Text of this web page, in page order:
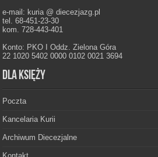
e-mail: kuria @ diecezjazg.pl
tel. 68-451-23-30
kom. 728-443-401
Konto: PKO I Oddz. Zielona Góra
22 1020 5402 0000 0102 0021 3694
Dla księży
Poczta
Kancelaria Kurii
Archiwum Diecezjalne